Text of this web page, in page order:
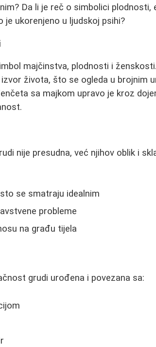
Da li je reč o simbolici plodnosti,
ukorenjeno u ljudskoj psihi?
majčinstva, plodnosti i
života, što se ogleda u brojnim
sa majkom upravo je kroz
nije presudna, već njihov oblik i
se smatraju idealnim
probleme
na građu tijela
grudi urođena i povezana sa: